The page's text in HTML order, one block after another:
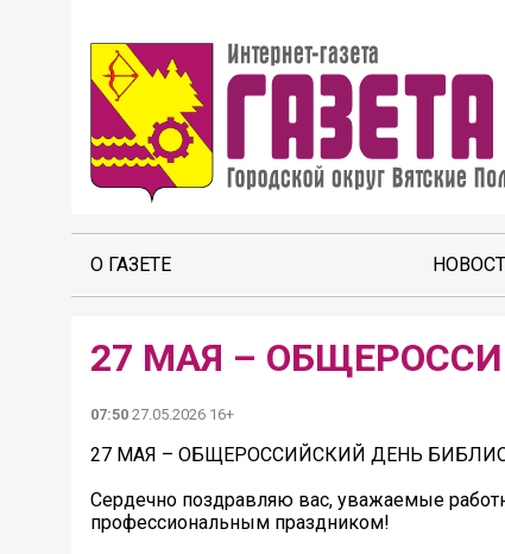
О ГАЗЕТЕ
27 МАЯ –
07:50 27.05.2026 16+
27 МАЯ – ОБЩЕРОССИЙСКИЙ ДЕНЬ
Сердечно поздравляю вас, уважаемые
профессиональным праздником!